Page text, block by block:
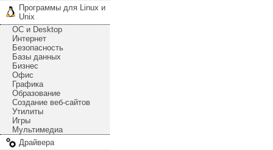
Программы для Linux и
Unix
ОС и Desktop
Интернет
Безопасность
Базы данных
Бизнес
Офис
Графика
Образование
Создание веб-сайтов
Утилиты
Игры
Мультимедиа
Драйвера